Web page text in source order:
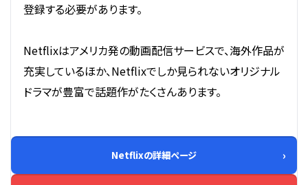
登録する必要があります。
Netflixはアメリカ発の動画配信サービスで、海外作品が
充実しているほか、Netflixでしか見られないオリジナル
ドラマが豊富で話題作がたくさんあります。
Netflixの詳細ページ